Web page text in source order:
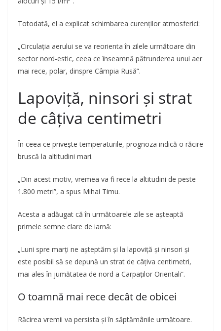
Totodată, el a explicat schimbarea curenților atmosferici:
„Circulația aerului se va reorienta în zilele următoare din
sector nord-estic, ceea ce înseamnă pătrunderea unui aer
mai rece, polar, dinspre Câmpia Rusă”.
Lapoviță, ninsori și strat
de câțiva centimetri
În ceea ce privește temperaturile, prognoza indică o răcire
bruscă la altitudini mari.
„Din acest motiv, vremea va fi rece la altitudini de peste
1.800 metri”, a spus Mihai Timu.
Acesta a adăugat că în următoarele zile se așteaptă
primele semne clare de iarnă:
„Luni spre marți ne așteptăm și la lapoviță și ninsori și
este posibil să se depună un strat de câțiva centimetri,
mai ales în jumătatea de nord a Carpaților Orientali”.
O toamnă mai rece decât de obicei
Răcirea vremii va persista și în săptămânile următoare.